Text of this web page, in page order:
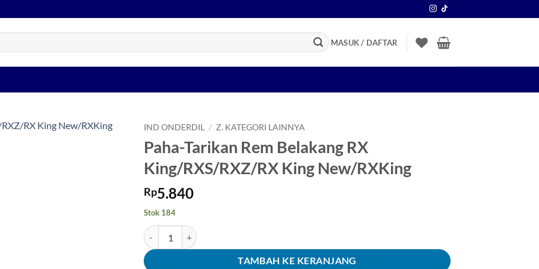
MASUK / DAFTAR
IND ONDERDIL / Z. KATEGORI LAINNYA
Paha-Tarikan Rem Belakang RX
King/RXS/RXZ/RX King New/RXKing
Rp5.840
Stok 184
Kuantitas Paha-Tarikan Rem Belakang RX King/RXS/RXZ/RX King New/RXKing
TAMBAH KE KERANJANG